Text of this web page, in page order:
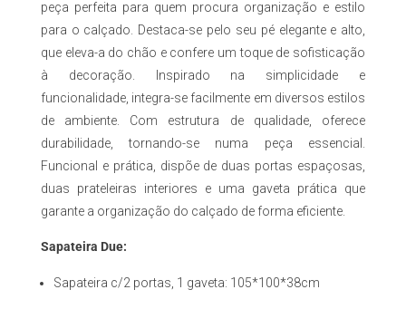
801,84 €
peça perfeita para quem procura organização e estilo
para o calçado. Destaca-se pelo seu pé elegante e alto,
que eleva-a do chão e confere um toque de sofisticação
à decoração.
Inspirado na simplicidade e
funcionalidade, integra-se facilmente em diversos estilos
de ambiente. Com estrutura de qualidade, oferece
durabilidade, tornando-se numa peça essencial.
Funcional e prática, dispõe de duas portas espaçosas,
duas prateleiras interiores e uma gaveta prática que
garante a organização do calçado de forma eficiente.
Sapateira Due:
Sapateira c/2 portas, 1 gaveta: 105*100*38cm